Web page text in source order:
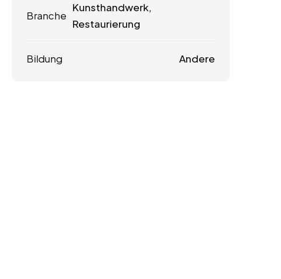
Branche
Kunsthandwerk,
Restaurierung
Bildung Andere